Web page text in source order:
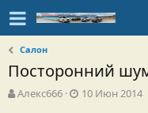
Салон
Посторонний
А
Алекс666
Д
10 Июн 2014